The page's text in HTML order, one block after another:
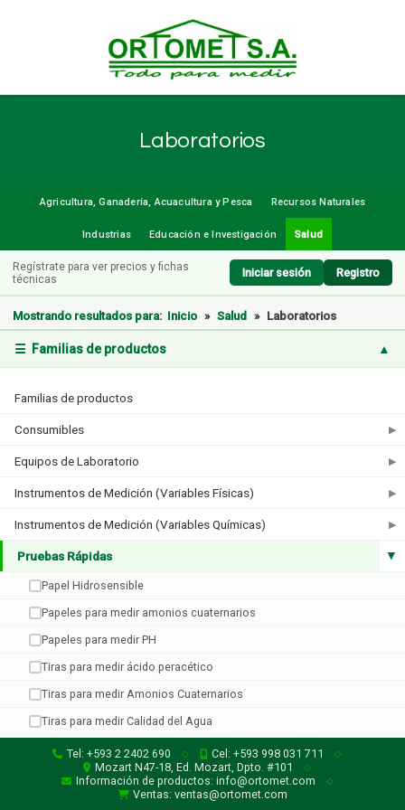
Laboratorios
Agricultura, Ganadería, Acuacultura y Pesca Recursos Naturales
Industrias Educación e Investigación Salud
Regístrate para ver precios y fichas
técnicas
Iniciar sesión Registro
☰ Familias de productos ▲
Familias de productos
Consumibles ▶
Equipos de Laboratorio ▶
Instrumentos de Medición (Variables Físicas) ▶
Instrumentos de Medición (Variables Químicas) ▶
Pruebas Rápidas ▶
Papel Hidrosensible
Papeles para medir amonios cuaternarios
Papeles para medir PH
Tiras para medir ácido peracético
Tiras para medir Amonios Cuaternarios
Tiras para medir Calidad del Agua
Tiras para medir Cloro
Tiras para medir Dióxido de Cloro
Tiras para medir Dureza Total
Mostrando resultados para: Inicio » Salud » Laboratorios
Bartovation
3 productos
Inoquest
1 producto
Tel: +593 2 2402 690 ◇ Cel: +593 998 031 711 ◇
Mozart N47-18, Ed. Mozart, Dpto. #101 ◇
Información de productos: info@ortomet.com ◇
Ventas: ventas@ortomet.com